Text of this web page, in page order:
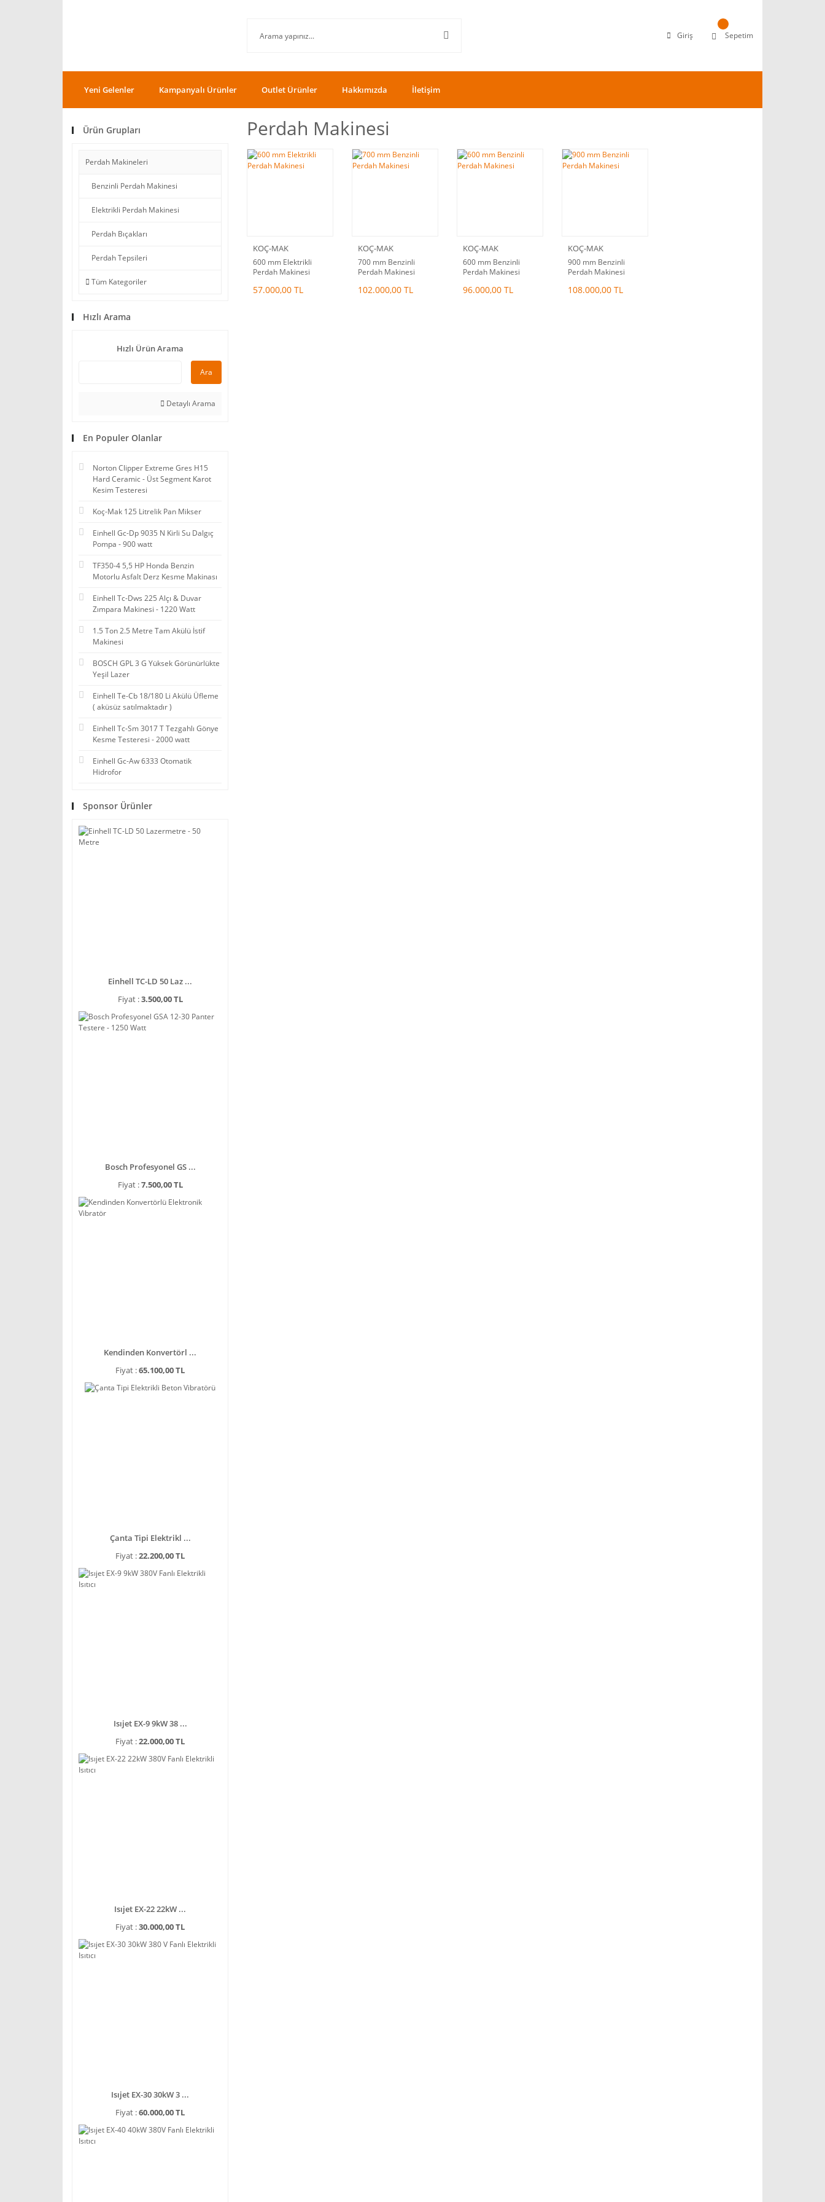
Giriş Sepetim
Yeni Gelenler Kampanyalı Ürünler Outlet Ürünler Hakkımızda İletişim
Ürün Grupları
Perdah Makineleri
Benzinli Perdah Makinesi
Elektrikli Perdah Makinesi
Perdah Bıçakları
Perdah Tepsileri
Tüm Kategoriler
Hızlı Arama
Hızlı Ürün Arama
Ara
Detaylı Arama
En Populer Olanlar
Norton Clipper Extreme Gres H15
Hard Ceramic - Üst Segment Karot
Kesim Testeresi
Koç-Mak 125 Litrelik Pan Mikser
Einhell Gc-Dp 9035 N Kirli Su Dalgıç
Pompa - 900 watt
TF350-4 5,5 HP Honda Benzin
Motorlu Asfalt Derz Kesme Makinası
Einhell Tc-Dws 225 Alçı & Duvar
Zımpara Makinesi - 1220 Watt
1.5 Ton 2.5 Metre Tam Akülü İstif
Makinesi
BOSCH GPL 3 G Yüksek Görünürlükte
Yeşil Lazer
Einhell Te-Cb 18/180 Li Akülü Üfleme
( aküsüz satılmaktadır )
Einhell Tc-Sm 3017 T Tezgahlı Gönye
Kesme Testeresi - 2000 watt
Einhell Gc-Aw 6333 Otomatik
Hidrofor
Sponsor Ürünler
Einhell TC-LD 50 Laz ...
Fiyat :3.500,00 TL
Bosch Profesyonel GS ...
Fiyat :7.500,00 TL
Kendinden Konvertörl ...
Fiyat :65.100,00 TL
Çanta Tipi Elektrikl ...
Fiyat :22.200,00 TL
Isıjet EX-9 9kW 38 ...
Fiyat :22.000,00 TL
Isıjet EX-22 22kW ...
Fiyat :30.000,00 TL
Isıjet EX-30 30kW 3 ...
Fiyat :60.000,00 TL
Perdah Makinesi
KOÇ-MAK
600 mm Elektrikli
Perdah Makinesi
57.000,00 TL
KOÇ-MAK
700 mm Benzinli
Perdah Makinesi
102.000,00 TL
KOÇ-MAK
600 mm Benzinli
Perdah Makinesi
96.000,00 TL
KOÇ-MAK
900 mm Benzinli
Perdah Makinesi
108.000,00 TL